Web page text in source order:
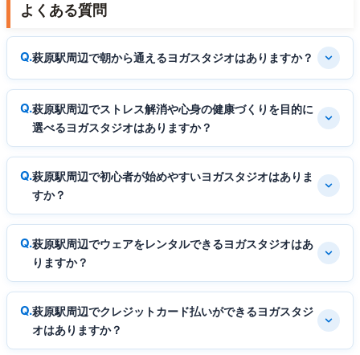
よくある質問
萩原駅周辺で朝から通えるヨガスタジオはありますか？
萩原駅周辺でストレス解消や心身の健康づくりを目的に
選べるヨガスタジオはありますか？
萩原駅周辺で初心者が始めやすいヨガスタジオはありま
すか？
萩原駅周辺でウェアをレンタルできるヨガスタジオはあ
りますか？
萩原駅周辺でクレジットカード払いができるヨガスタジ
オはありますか？